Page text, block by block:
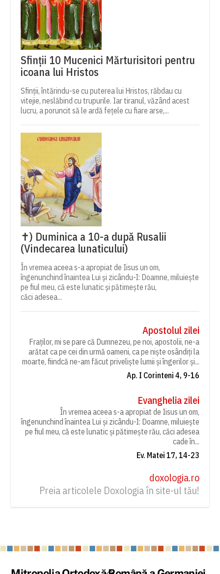
Sfinții 10 Mucenici Mărturisitori pentru
icoana lui Hristos
Sfinții, întărindu-se cu puterea lui Hristos, răbdau cu
vitejie, neslăbind cu trupurile. Iar tiranul, văzând acest
lucru, a poruncit să le ardă fețele cu fiare arse,...
✝) Duminica a 10-a după Rusalii
(Vindecarea lunaticului)
În vremea aceea s-a apropiat de Iisus un om,
îngenunchind înaintea Lui și zicându-I: Doamne, miluiește
pe fiul meu, că este lunatic și pătimește rău,
căci adesea...
Apostolul zilei
Fraților, mi se pare că Dumnezeu, pe noi, apostolii, ne-a
arătat ca pe cei din urmă oameni, ca pe niște osândiți la
moarte, fiindcă ne-am făcut priveliște lumii și îngerilor și...
Ap. I Corinteni 4, 9-16
Evanghelia zilei
În vremea aceea s-a apropiat de Iisus un om,
îngenunchind înaintea Lui și zicându-I: Doamne, miluiește
pe fiul meu, că este lunatic și pătimește rău, căci adesea
cade în...
Ev. Matei 17, 14-23
doxologia.ro
Preia articolele Doxologia în site-ul tău!
Back